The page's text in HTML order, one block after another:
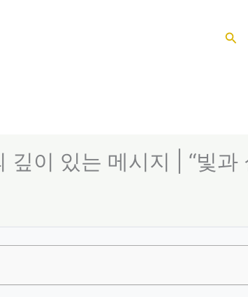
검
깊이 있는 메시지 | “빛과